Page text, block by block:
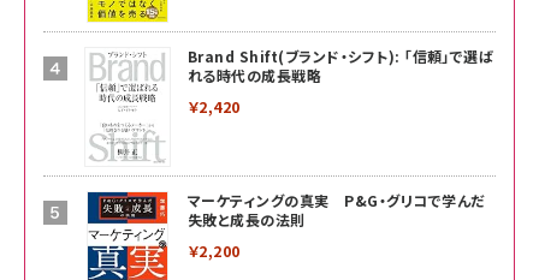
Brand Shift(ブランド・シフト): 「信頼」で選ば
れる時代の成長戦略
￥2,420
マーケティングの真実 P&G・グリコで学んだ
失敗と成長の法則
￥2,200